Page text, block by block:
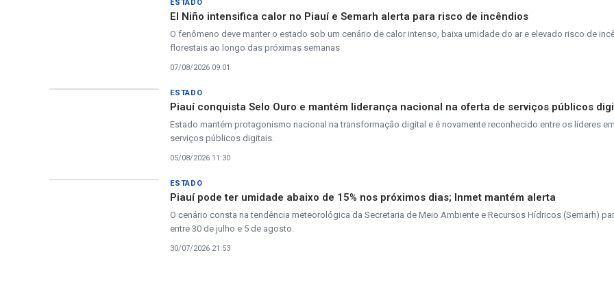
ESTADO
El Niño intensifica calor no Piauí e Semarh alerta para risco de incêndios
O fenômeno deve manter o estado sob um cenário de calor intenso, baixa umidade do ar e elevado risco de
florestais ao longo das próximas semanas
07/08/2026 09:01
ESTADO
Piauí conquista Selo Ouro e mantém liderança nacional na oferta de serviços públicos
Estado mantém protagonismo nacional na transformação digital e é novamente reconhecido entre os líderes
serviços públicos digitais.
05/08/2026 11:30
ESTADO
Piauí pode ter umidade abaixo de 15% nos próximos dias; Inmet mantém alerta
O cenário consta na tendência meteorológica da Secretaria de Meio Ambiente e Recursos Hídricos (Semarh)
entre 30 de julho e 5 de agosto.
30/07/2026 21:53